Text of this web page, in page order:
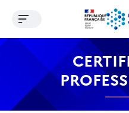
Contenu Recherche
Ouvrir le menu de